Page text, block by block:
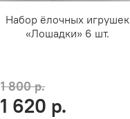
Набор ёлочных игрушек
«Лошадки» 6 шт.
1 800 р.
1 620 р.